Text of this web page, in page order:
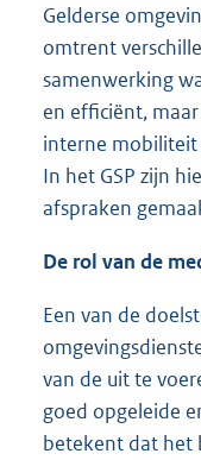
Gelderse
omtrent
samenwerking
en efficiënt,
interne mobiliteit
In het GSP zijn
afspraken
De rol van de
Een van de
van de uit te
goed opgeleide
betekent dat het